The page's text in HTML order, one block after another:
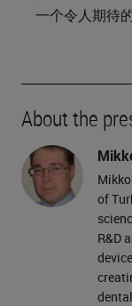
一个令人期待的
About the
of
R&D